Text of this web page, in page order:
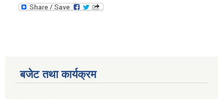
बजेट तथा कार्यक्रम